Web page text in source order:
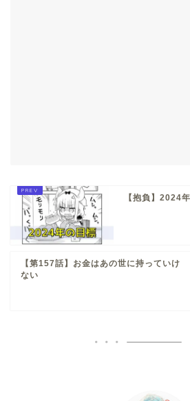
【抱負】2024
【第157話】お金はあの世に持っていけ
ない